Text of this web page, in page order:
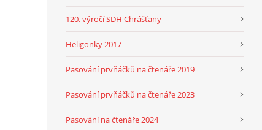
120. výročí SDH Chrášťany
Heligonky 2017
Pasování prvňáčků na čtenáře 2019
Pasování prvňáčků na čtenáře 2023
Pasování na čtenáře 2024